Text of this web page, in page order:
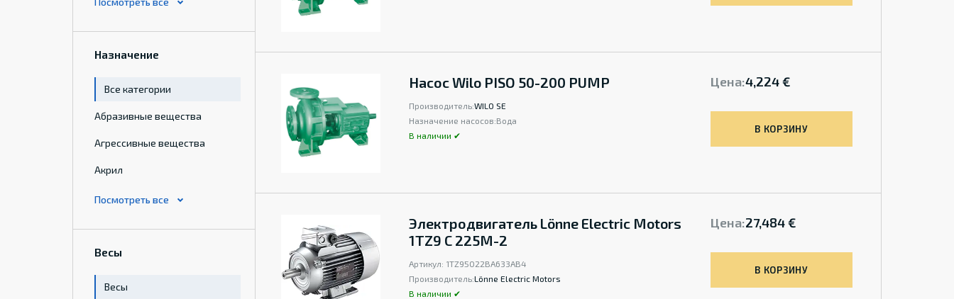
Назначение
Все категории
Абразивные вещества
Агрессивные вещества
Акрил
Весы
Весы
Насос Wilo PISO 50-200 PUMP
Производитель:WILO SE
Назначение насосов:Вода
В наличии ✔
Цена:4,224 €
В КОРЗИНУ
Электродвигатель Lönne Electric Motors
1TZ9 C 225M-2
Артикул: 1TZ95022BA633AB4
Производитель:Lönne Electric Motors
В наличии ✔
Цена:27,484 €
В КОРЗИНУ